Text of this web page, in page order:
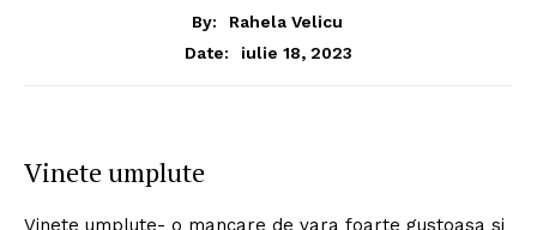
By:
Rahela Velicu
Date:
iulie 18, 2023
Vinete umplute
Vinete umplute- o mancare de vara foarte gustoasa si